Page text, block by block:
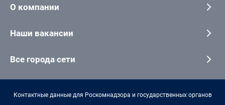
О компании
Наши вакансии
Все города сети
Контактные данные для Роскомнадзора и государственных органов